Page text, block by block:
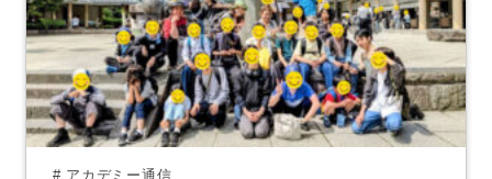
# アカデミー通信